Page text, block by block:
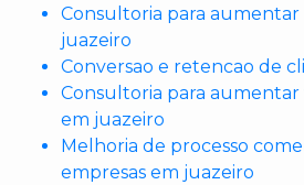
Consultoria para
juazeiro
Conversao e retencao de
Consultoria para aumentar
em juazeiro
Melhoria de processo
empresas em juazeiro